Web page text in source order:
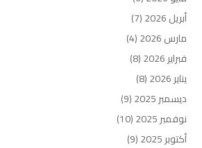
أبريل 2026
(7)
مارس 2026
(4)
فبراير 2026
(8)
يناير 2026
(8)
ديسمبر 2025
(9)
نوفمبر 2025
(10)
أكتوبر 2025
(9)